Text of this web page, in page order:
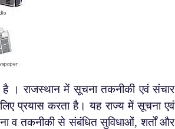
। राजस्थान में सूचना तकनीकी एवं संचार
प्रयास करता है। यह राज्य में सूचना एवं
व तकनीकी से संबंधित सुविधाओं, शर्तों और